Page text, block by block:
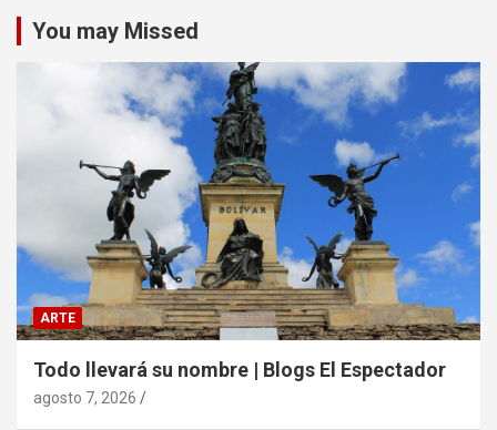
You may Missed
ARTE
Todo llevará su nombre | Blogs El Espectador
agosto 7, 2026